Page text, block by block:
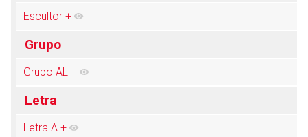
Escultor +
Grupo
Grupo AL +
Letra
Letra A +